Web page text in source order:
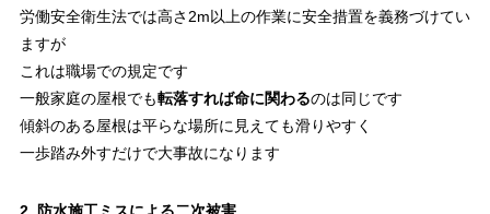
労働安全衛生法では高さ2m以上の作業に安全措置を義務づけてい
ますが
これは職場での規定です
一般家庭の屋根でも転落すれば命に関わるのは同じです
傾斜のある屋根は平らな場所に見えても滑りやすく
一歩踏み外すだけで大事故になります